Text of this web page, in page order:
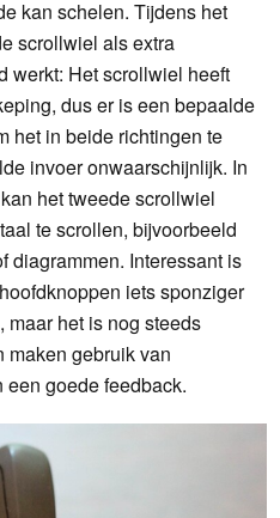
kan schelen. Tijdens het
scrollwiel als extra
werkt: Het scrollwiel heeft
dus er is een bepaalde
het in beide richtingen te
invoer onwaarschijnlijk. In
het tweede scrollwiel
te scrollen, bijvoorbeeld
diagrammen. Interessant is
iets sponziger
het is nog steeds
maken gebruik van
goede feedback.